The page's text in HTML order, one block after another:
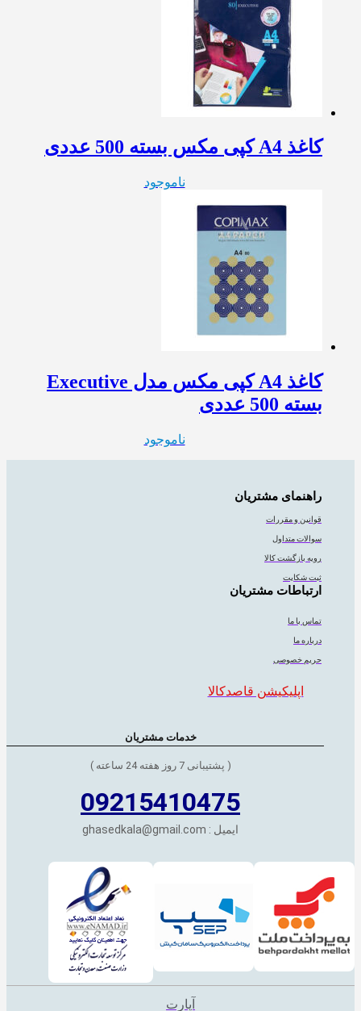
کاغذ A4 کپی مکس بسته 500 عددی
ناموجود
کاغذ A4 کپی مکس مدل Executive
بسته 500 عددی
ناموجود
راهنمای مشتریان
قوانین و مقررات
سوالات متداول
رویه بازگشت کالا
ثبت شکایت
ارتباطات مشتریان
تماس با ما
درباره ما
حریم خصوصی
اپلیکیشن قاصدکالا
خدمات مشتریان
( پشتیبانی 7 روز هفته 24 ساعته )
09215410475
ایمیل : ghasedkala@gmail.com
آپارت